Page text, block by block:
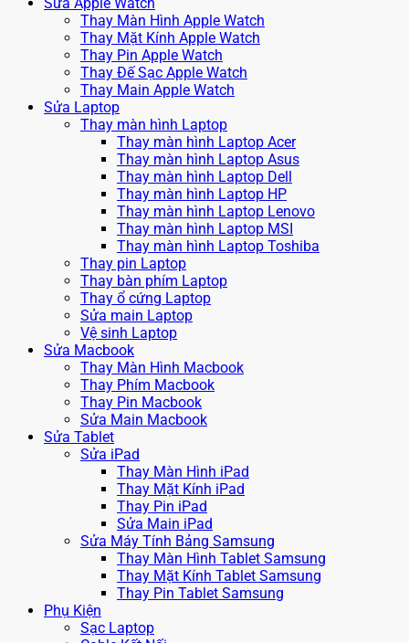
Sửa Apple Watch
Thay Màn Hình Apple Watch
Thay Mặt Kính Apple Watch
Thay Pin Apple Watch
Thay Đế Sạc Apple Watch
Thay Main Apple Watch
Sửa Laptop
Thay màn hình Laptop
Thay màn hình Laptop Acer
Thay màn hình Laptop Asus
Thay màn hình Laptop Dell
Thay màn hình Laptop HP
Thay màn hình Laptop Lenovo
Thay màn hình Laptop MSI
Thay màn hình Laptop Toshiba
Thay pin Laptop
Thay bàn phím Laptop
Thay ổ cứng Laptop
Sửa main Laptop
Vệ sinh Laptop
Sửa Macbook
Thay Màn Hình Macbook
Thay Phím Macbook
Thay Pin Macbook
Sửa Main Macbook
Sửa Tablet
Sửa iPad
Thay Màn Hình iPad
Thay Mặt Kính iPad
Thay Pin iPad
Sửa Main iPad
Sửa Máy Tính Bảng Samsung
Thay Màn Hình Tablet Samsung
Thay Mặt Kính Tablet Samsung
Thay Pin Tablet Samsung
Phụ Kiện
Sạc Laptop